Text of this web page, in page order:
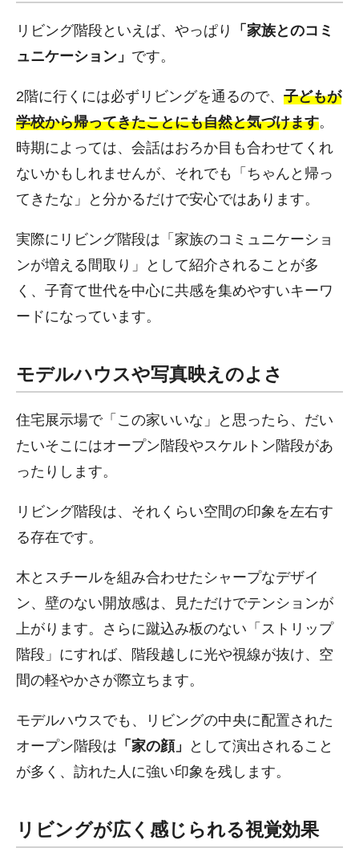
リビング階段といえば、やっぱり
「家族とのコミ
ュニケーション」 です。
2階に行くには必ずリビングを通るので、 子どもが
学校から帰ってきたことにも自然と気づけます。
時期によっては、会話はおろか目も合わせてくれ
ないかもしれませんが、それでも「ちゃんと帰っ
てきたな」と分かるだけで安心ではあります。
実際にリビング階段は「家族のコミュニケーショ
ンが増える間取り」として紹介されることが多
く、子育て世代を中心に共感を集めやすいキーワ
ードになっています。
モデルハウスや写真映えのよさ
住宅展示場で「この家いいな」と思ったら、だい
たいそこにはオープン階段やスケルトン階段があ
ったりします。
リビング階段は、それくらい空間の印象を左右す
る存在です。
木とスチールを組み合わせたシャープなデザイ
ン、壁のない開放感は、見ただけでテンションが
上がります。さらに蹴込み板のない「ストリップ
階段」にすれば、階段越しに光や視線が抜け、空
間の軽やかさが際立ちます。
モデルハウスでも、リビングの中央に配置された
オープン階段は 「家の顔」
として演出されること
が多く、訪れた人に強い印象を残します。
リビングが広く感じられる視覚効果